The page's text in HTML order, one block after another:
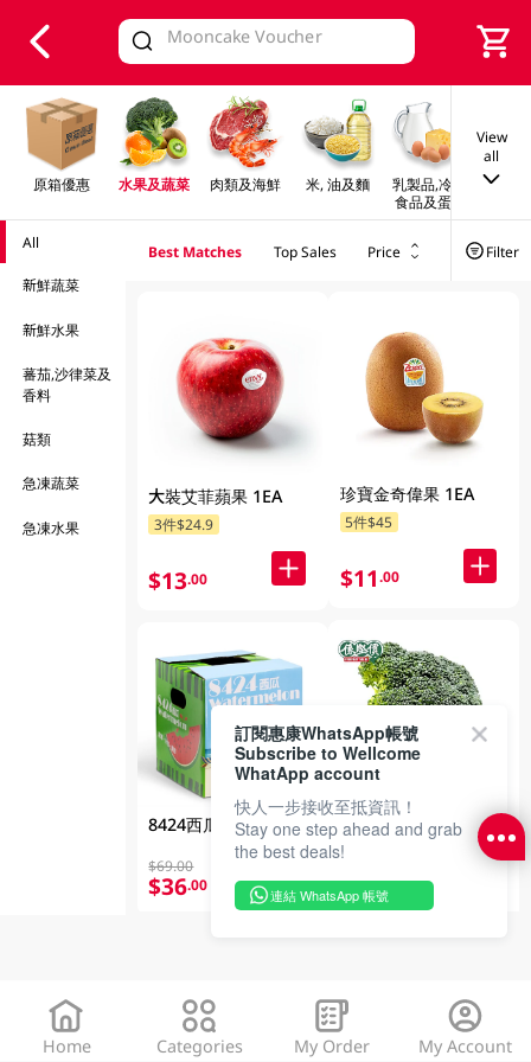
Valid Until 30 June 2026
原箱優惠 水果及蔬菜 肉類及海鮮 米, 油及麵
乳製品,冷凍
食品及蛋類
早餐
View
all
All
新鮮蔬菜
新鮮水果
蕃茄,沙律菜及
香料
菇類
急凍蔬菜
急凍水果
Best Matches Top Sales Price Filter
大裝艾菲蘋果 1EA
3件$24.9
$13.00
8424西瓜 1EA
$69.00
$36.00
珍寶金奇偉果 1EA
5件$45
$11.00
西蘭花 1EA
$8.90
Home Categories My Order My Account
訂閱惠康WhatsApp帳號
Subscribe to Wellcome
WhatApp account
快人一步接收至抵資訊！
Stay one step ahead and grab
the best deals!
連結 WhatsApp 帳號